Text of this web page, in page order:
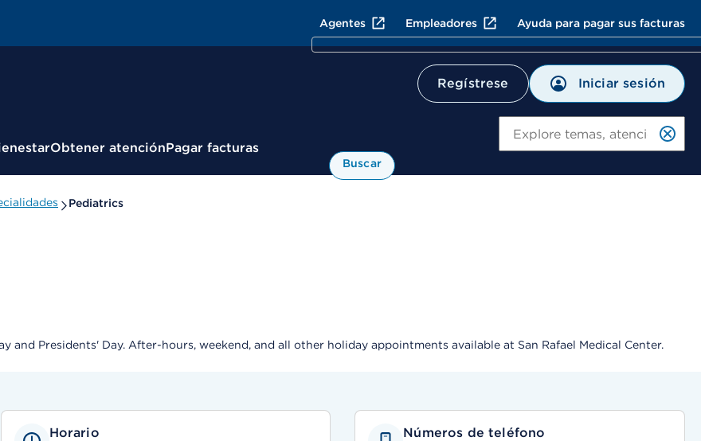
Agentes Empleadores Ayuda para pagar sus facturas
Regístrese Iniciar sesión
Obtener atenciónPagar facturas
Buscar
Pediatrics
and Presidents' Day. After-hours, weekend, and all other holiday appointments available at San Rafael Medical Center.
Horario Números de teléfono